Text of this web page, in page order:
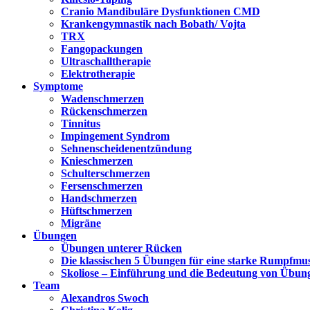
Cranio Mandibuläre Dysfunktionen CMD
Krankengymnastik nach Bobath/ Vojta
TRX
Fangopackungen
Ultraschalltherapie
Elektrotherapie
Symptome
Wadenschmerzen
Rückenschmerzen
Tinnitus
Impingement Syndrom
Sehnenscheidenentzündung
Knieschmerzen
Schulterschmerzen
Fersenschmerzen
Handschmerzen
Hüftschmerzen
Migräne
Übungen
Übungen unterer Rücken
Die klassischen 5 Übungen für eine starke
Skoliose – Einführung und die Bedeutung von
Team
Alexandros Swoch